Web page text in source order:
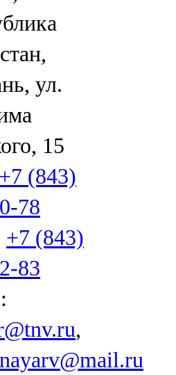
ул.
15
+7 (843)
78
+7 (843)
83
,